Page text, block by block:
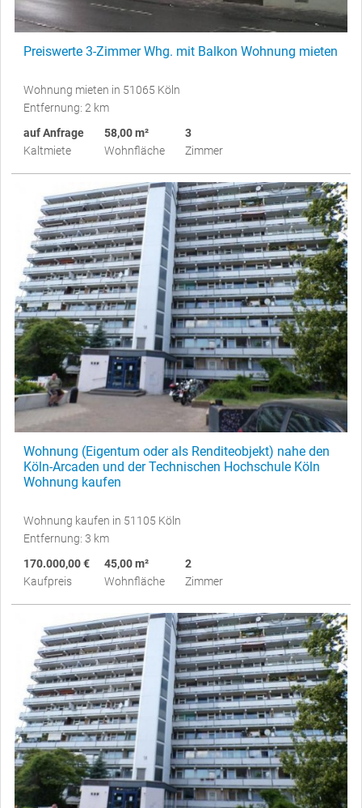
Preiswerte 3-Zimmer Whg. mit Balkon Wohnung mieten
Wohnung mieten in 51065 Köln
Entfernung: 2 km
auf Anfrage
Kaltmiete
58,00 m²
Wohnfläche
3
Zimmer
Wohnung (Eigentum oder als Renditeobjekt) nahe den
Köln-Arcaden und der Technischen Hochschule Köln
Wohnung kaufen
Wohnung kaufen in 51105 Köln
Entfernung: 3 km
170.000,00 €
Kaufpreis
45,00 m²
Wohnfläche
2
Zimmer